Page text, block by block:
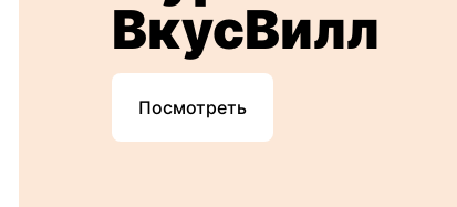
ВкусВилл
Посмотреть